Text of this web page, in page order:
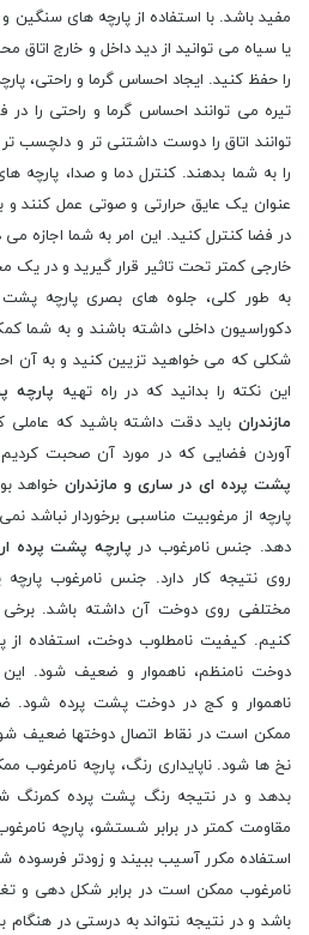
مفید باشد. با استفاده از پارچه های سنگین
یا سیاه می توانید از دید داخل و خارج
را حفظ کنید. ایجاد احساس گرما و راحتی،
تیره می توانند احساس گرما و راحتی را در
توانند اتاق را دوست داشتنی تر و دلچسب
را به شما بدهند. کنترل دما و صدا،
عنوان یک عایق حرارتی و صوتی عمل کنند و
در فضا کنترل کنید. این امر به شما اجازه
خارجی کمتر تحت تاثیر قرار گیرید و در یک
به طور کلی، جلوه های بصری پارچه پشت
دکوراسیون داخلی داشته باشند و به شما
شکلی که می خواهید تزیین کنید و به آن
این نکته را بدانید که در راه تهیه پارچه
مازندران باید دقت داشته باشید که عاملی
آوردن فضایی که در مورد آن صحبت کردیم
پشت پرده ای در ساری و مازندران خواهد
پارچه از مرغوبیت مناسبی برخوردار نباشد
دهد. جنس نامرغوب در پارچه پشت پرده
روی نتیجه کار دارد. جنس نامرغوب
مختلفی روی دوخت آن داشته باشد. برخی
کنیم. کیفیت نامطلوب دوخت، استفاده از
دوخت نامنظم، ناهموار و ضعیف شود.
ناهموار و کج در دوخت پشت پرده شود.
ممکن است در نقاط اتصال دوختها ضعیف
نخ ها شود. ناپایداری رنگ، پارچه
بدهد و در نتیجه رنگ پشت پرده کمرنگ
مقاومت کمتر در برابر شستشو، پارچه
استفاده مکرر آسیب ببیند و زودتر فرسوده
نامرغوب ممکن است در برابر شکل دهی و
باشد و در نتیجه نتواند به درستی در